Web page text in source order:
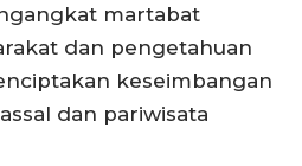
martabat
dan pengetahuan
keseimbangan
dan pariwisata